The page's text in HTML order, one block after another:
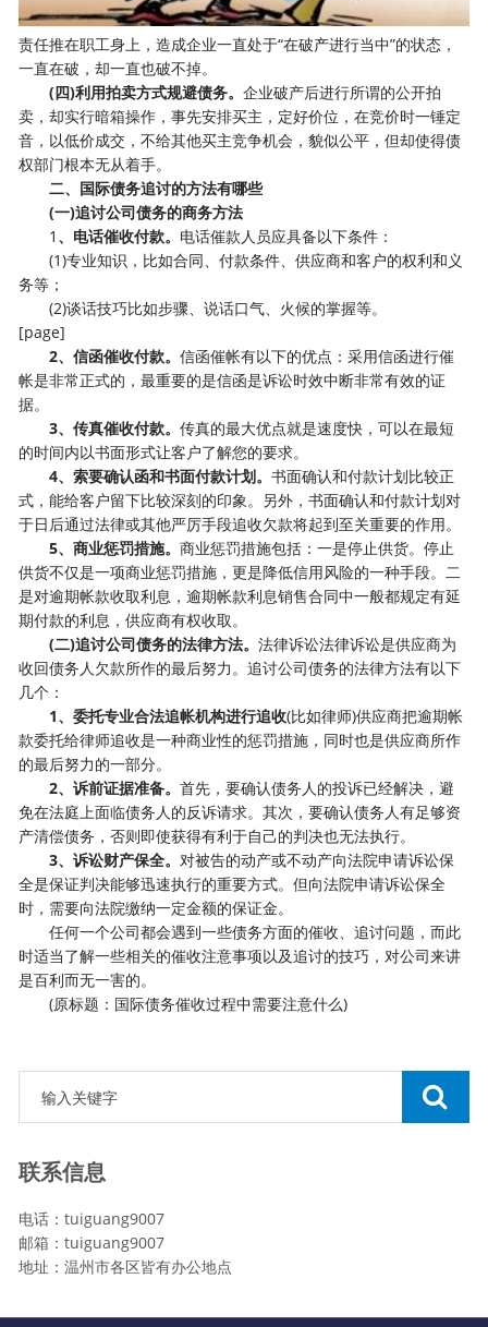
责任推在职工身上，造成企业一直处于“在破产进行当中”的状态，
一直在破，却一直也破不掉。
(四)利用拍卖方式规避债务。企业破产后进行所谓的公开拍
卖，却实行暗箱操作，事先安排买主，定好价位，在竞价时一锤定
音，以低价成交，不给其他买主竞争机会，貌似公平，但却使得债
权部门根本无从着手。
二、国际债务追讨的方法有哪些
(一)追讨公司债务的商务方法
1 、电话催收付款。 电话催款人员应具备以下条件：
(1)专业知识，比如合同、付款条件、供应商和客户的权利和义
务等；
(2)谈话技巧比如步骤、说话口气、火候的掌握等。
[page]
2、信函催收付款。信函催帐有以下的优点：采用信函进行催
帐是非常正式的，最重要的是信函是诉讼时效中断非常有效的证
据。
3、传真催收付款。传真的最大优点就是速度快，可以在最短
的时间内以书面形式让客户了解您的要求。
4、索要确认函和书面付款计划。书面确认和付款计划比较正
式，能给客户留下比较深刻的印象。另外，书面确认和付款计划对
于日后通过法律或其他严厉手段追收欠款将起到至关重要的作用。
5、商业惩罚措施。商业惩罚措施包括：一是停止供货。停止
供货不仅是一项商业惩罚措施，更是降低信用风险的一种手段。二
是对逾期帐款收取利息，逾期帐款利息销售合同中一般都规定有延
期付款的利息，供应商有权收取。
(二)追讨公司债务的法律方法。法律诉讼法律诉讼是供应商为
收回债务人欠款所作的最后努力。追讨公司债务的法律方法有以下
几个：
1、委托专业合法追帐机构进行追收(比如律师)供应商把逾期帐
款委托给律师追收是一种商业性的惩罚措施，同时也是供应商所作
的最后努力的一部分。
2、诉前证据准备。首先，要确认债务人的投诉已经解决，避
免在法庭上面临债务人的反诉请求。其次，要确认债务人有足够资
产清偿债务，否则即使获得有利于自己的判决也无法执行。
3、诉讼财产保全。对被告的动产或不动产向法院申请诉讼保
全是保证判决能够迅速执行的重要方式。但向法院申请诉讼保全
时，需要向法院缴纳一定金额的保证金。
任何一个公司都会遇到一些债务方面的催收、追讨问题，而此
时适当了解一些相关的催收注意事项以及追讨的技巧，对公司来讲
是百利而无一害的。
(原标题：国际债务催收过程中需要注意什么)
联系信息
电话：tuiguang9007
邮箱：tuiguang9007
地址：温州市各区皆有办公地点